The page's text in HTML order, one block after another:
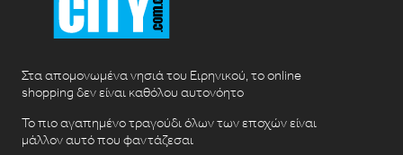
Στα απομονωμένα νησιά του Ειρηνικού, το online
shopping δεν είναι καθόλου αυτονόητο
Το πιο αγαπημένο τραγούδι όλων των εποχών είναι
μάλλον αυτό που φαντάζεσαι